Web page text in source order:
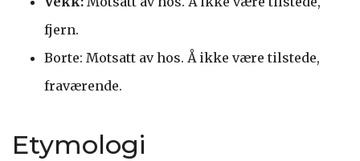
fjern.
Borte: Motsatt av hos. Å ikke være tilstede,
fraværende.
Etymologi